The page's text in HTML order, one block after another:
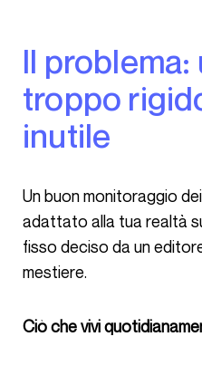
Il problema: un CRM
troppo
inutile
Un buon monitoraggio dei clienti è un monitoraggio
adattato alla tua realtà
fisso deciso da un
mestiere.
Ciò che vivi